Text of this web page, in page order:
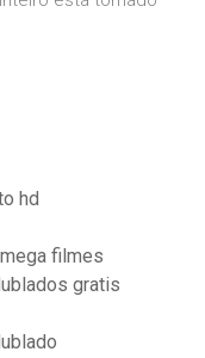
hd
filmes
gratis